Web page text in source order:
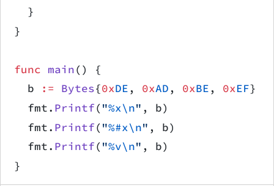
	}
}
func main() {
	b
:= Bytes{0xDE, 0xAD, 0xBE, 0xEF}
	fmt.
Printf( "%x\n" , b)
	fmt.
Printf( "%#x\n" , b)
	fmt.
Printf( "%v\n" , b)
}